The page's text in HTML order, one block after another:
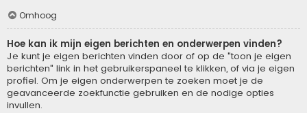
Omhoog
Hoe kan ik mijn eigen berichten en onderwerpen vinden?
Je kunt je eigen berichten vinden door of op de "toon je eigen
berichten" link in het gebruikerspaneel te klikken, of via je eigen
profiel. Om je eigen onderwerpen te zoeken moet je de
geavanceerde zoekfunctie gebruiken en de nodige opties
invullen.